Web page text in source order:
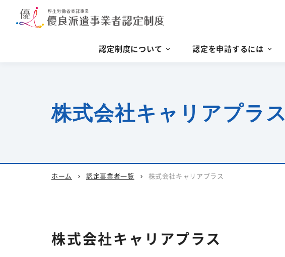
認定制度について 認定を申請するには
株式会社キャリアプラス
ホーム chevron_right 認定事業者一覧 chevron_right 株式会社キャリアプラス
株式会社キャリアプラス